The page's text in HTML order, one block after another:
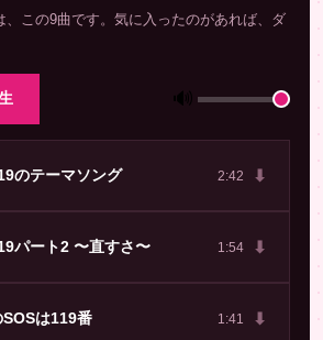
、この9曲です。気に入ったのがあれば、ダ
🔊
のテーマソング 2:42 ⬇
パート2 〜直すさ〜 1:54 ⬇
SOSは119番 1:41 ⬇